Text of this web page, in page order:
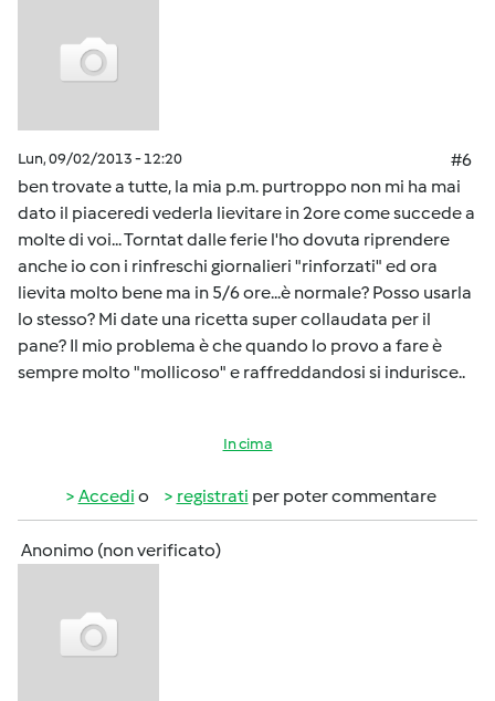
Lun, 09/02/2013 - 12:20
#6
ben trovate a tutte, la mia p.m. purtroppo non mi ha mai
dato il piaceredi vederla lievitare in 2ore come succede a
molte di voi... Torntat dalle ferie l'ho dovuta riprendere
anche io con i rinfreschi giornalieri "rinforzati" ed ora
lievita molto bene ma in 5/6 ore...è normale? Posso usarla
lo stesso? Mi date una ricetta super collaudata per il
pane? Il mio problema è che quando lo provo a fare è
sempre molto "mollicoso" e raffreddandosi si indurisce..
In cima
Accedi o registrati per poter commentare
Anonimo (non verificato)